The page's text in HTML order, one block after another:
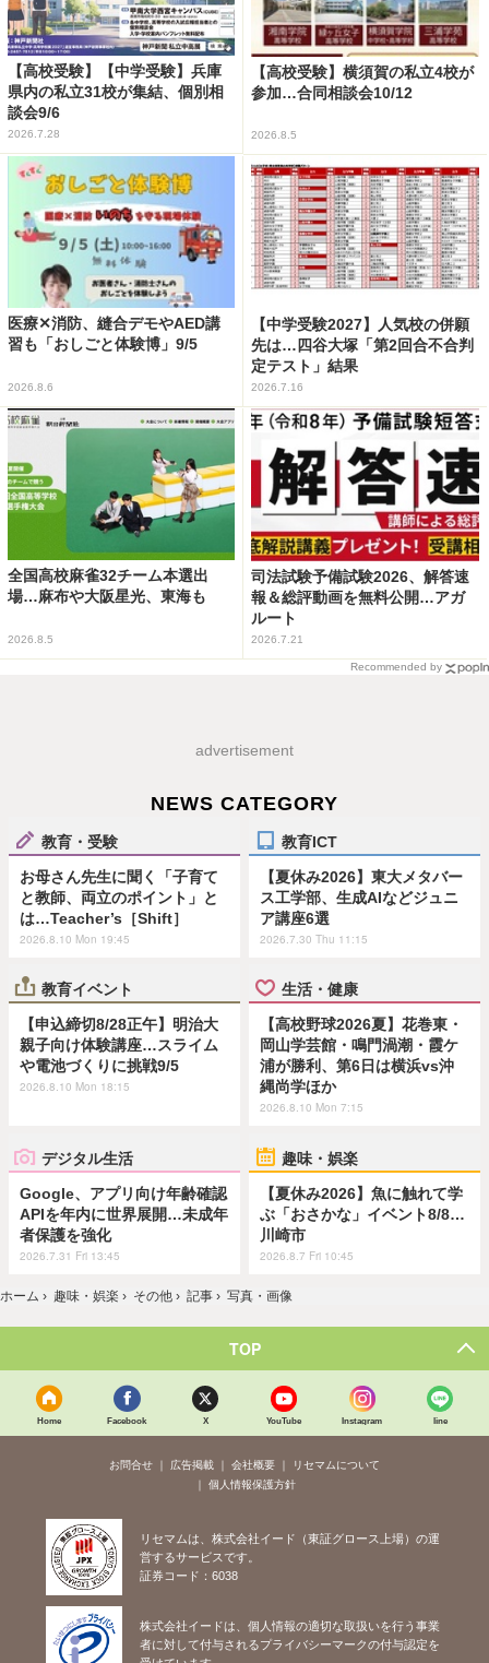
【高校受験】【中学受験】兵庫
県内の私立31校が集結、個別相
談会9/6
2026.7.28
【高校受験】横須賀の私立4校が
参加…合同相談会10/12
2026.8.5
医療✕消防、縫合デモやAED講
習も「おしごと体験博」9/5
2026.8.6
【中学受験2027】人気校の併願
先は…四谷大塚「第2回合不合判
定テスト」結果
2026.7.16
全国高校麻雀32チーム本選出
場…麻布や大阪星光、東海も
2026.8.5
司法試験予備試験2026、解答速
報＆総評動画を無料公開…アガ
ルート
2026.7.21
Recommended by
advertisement
NEWS CATEGORY
教育・受験
お母さん先生に聞く「子育て
と教師、両立のポイント」と
は…Teacher’s［Shift］
2026.8.10 Mon 19:45
教育ICT
【夏休み2026】東大メタバー
ス工学部、生成AIなどジュニ
ア講座6選
2026.7.30 Thu 11:15
教育イベント
【申込締切8/28正午】明治大
親子向け体験講座…スライム
や電池づくりに挑戦9/5
2026.8.10 Mon 18:15
生活・健康
【高校野球2026夏】花巻東・
岡山学芸館・鳴門渦潮・霞ケ
浦が勝利、第6日は横浜vs沖
縄尚学ほか
2026.8.10 Mon 7:15
デジタル生活
Google、アプリ向け年齢確認
APIを年内に世界展開…未成年
者保護を強化
2026.7.31 Fri 13:45
趣味・娯楽
【夏休み2026】魚に触れて学
ぶ「おさかな」イベント8/8…
川崎市
2026.8.7 Fri 10:45
ホーム › 趣味・娯楽 › その他 › 記事 › 写真・画像
TOP
Home Facebook X YouTube Instagram line
お問合せ 広告掲載 会社概要
リセマムについて
個人情報保護方針
リセマムは、株式会社イード（東証グロース上場）の運
営するサービスです。
証券コード：6038
株式会社イードは、個人情報の適切な取扱いを行う事業
者に対して付与されるプライバシーマークの付与認定を